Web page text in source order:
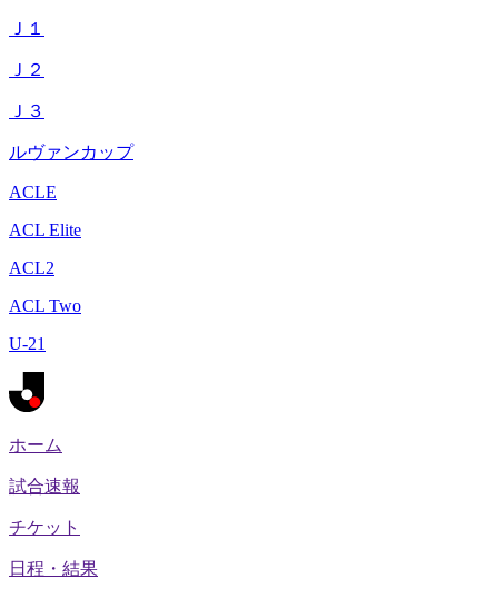
Ｊ１
Ｊ２
Ｊ３
ルヴァンカップ
ACLE
ACL Elite
ACL2
ACL Two
U-21
ホーム
試合速報
チケット
日程・結果